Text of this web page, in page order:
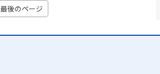
最後のページ